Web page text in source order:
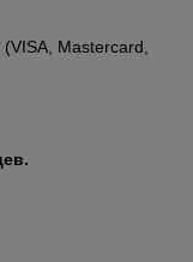
(VISA, Mastercard,